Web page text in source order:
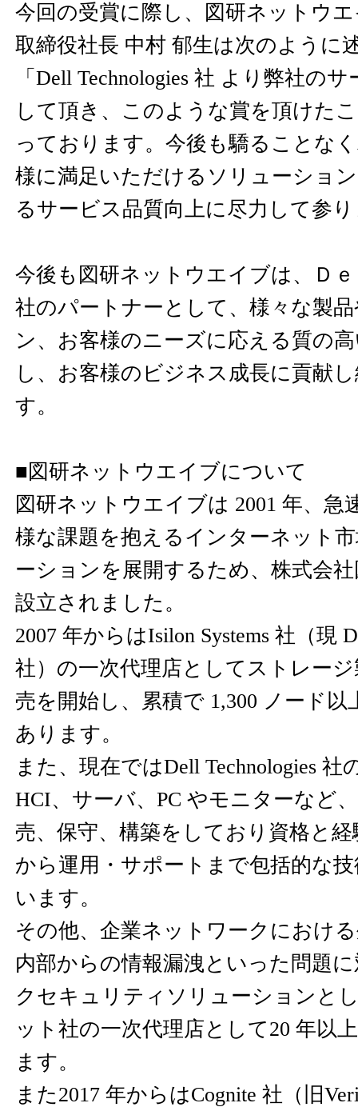
今回の受賞に際し、図研ネットウ
取締役社長 中村 郁生は次のように
「Dell Technologies 社 より弊社の
して頂き、このような賞を頂けた
っております。今後も驕ることな
様に満足いただけるソリューショ
るサービス品質向上に尽力して参
今後も図研ネットウエイブは、Ｄｅ
社のパートナーとして、様々な製
ン、お客様のニーズに応える質の
し、お客様のビジネス成長に貢献
す。
■図研ネットウエイブについて
図研ネットウエイブは 2001 年、急
様な課題を抱えるインターネット
ーションを展開するため、株式会
設立されました。
2007 年からはIsilon Systems 社（現
社）の一次代理店としてストレー
売を開始し、累積で 1,300 ノード以
あります。
また、現在ではDell Technologies
HCI、サーバ、PC やモニターなど
売、保守、構築をしており資格と経
から運用・サポートまで包括的な
います。
その他、企業ネットワークにおけ
内部からの情報漏洩といった問題
クセキュリティソリューションと
ット社の一次代理店として20 年以
ます。
また2017 年からはCognite 社（旧